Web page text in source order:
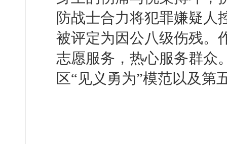
防战士合力将犯罪嫌疑人
被评定为因公八级伤残。
志愿服务，热心服务群众
区“见义勇为”模范以及第